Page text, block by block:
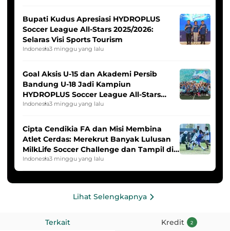
Bupati Kudus Apresiasi HYDROPLUS
Soccer League All-Stars 2025/2026:
Selaras Visi Sports Tourism
Indonesia3 minggu yang lalu
Goal Aksis U-15 dan Akademi Persib
Bandung U-18 Jadi Kampiun
HYDROPLUS Soccer League All-Stars
2025/2026
Indonesia3 minggu yang lalu
Cipta Cendikia FA dan Misi Membina
Atlet Cerdas: Merekrut Banyak Lulusan
MilkLife Soccer Challenge dan Tampil di
HYDROPLUS Soccer League
Indonesia3 minggu yang lalu
Lihat Selengkapnya
Terkait Kredit 2